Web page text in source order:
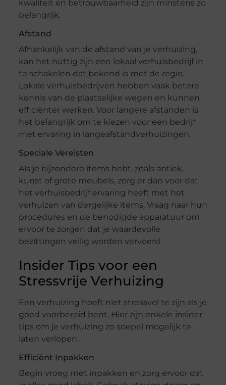
kwaliteit en betrouwbaarheid zijn minstens zo
belangrijk.
Afstand
Afhankelijk van de afstand van je verhuizing,
kan het nuttig zijn een lokaal verhuisbedrijf in
te schakelen dat bekend is met de regio.
Lokale verhuisbedrijven hebben vaak betere
kennis van de plaatselijke wegen en kunnen
efficiënter werken. Voor langere afstanden is
het belangrijk om te kiezen voor een bedrijf
met ervaring in langeafstandverhuizingen.
Speciale Vereisten
Als je bijzondere items hebt, zoals antiek,
kunst of grote meubels, zorg er dan voor dat
het verhuisbedrijf ervaring heeft met het
verhuizen van dergelijke items. Vraag naar hun
procedures en de benodigde apparatuur om
ervoor te zorgen dat je waardevolle
bezittingen veilig worden vervoerd.
Insider Tips voor een
Stressvrije Verhuizing
Een verhuizing hoeft niet stressvol te zijn als je
goed voorbereid bent. Hier zijn enkele insider
tips om je verhuizing zo soepel mogelijk te
laten verlopen.
Efficiënt Inpakken
Begin vroeg met inpakken en zorg ervoor dat